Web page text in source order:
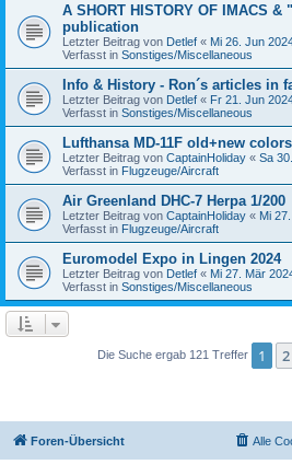
A SHORT HISTORY OF IMACS
publication
Letzter Beitrag von Detlef « Mi 26. Jun
Verfasst in Sonstiges/Miscellaneous
Info & History - Ron´s articles in
Letzter Beitrag von Detlef « Fr 21. Jun
Verfasst in Sonstiges/Miscellaneous
Lufthansa MD-11F old+new
Letzter Beitrag von CaptainHoliday « Sa
Verfasst in Flugzeuge/Aircraft
Air Greenland DHC-7 Herpa 1/200
Letzter Beitrag von CaptainHoliday « Mi
Verfasst in Flugzeuge/Aircraft
Euromodel Expo in Lingen 2024
Letzter Beitrag von Detlef « Mi 27. Mär
Verfasst in Sonstiges/Miscellaneous
Die Suche ergab 121 Treffer 1 2
Foren-Übersicht Alle